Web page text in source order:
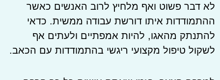
לא דבר פשוט ואף מלחיץ לרוב האנשים כאשר
ההתמודדות איתו דורשת עבודה ממשית. כדאי
להתנתק מהאגו, להיות אמפתיים ולעתים אף
לשקול טיפול מקצועי ריגשי בהתמודדות עם הכאב.